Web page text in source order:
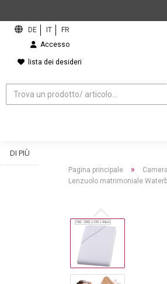
Accesso
lista dei desideri
DI PIÙ
Pagina principale »
Lenzuolo matrimoniale